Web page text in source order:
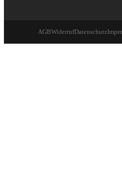
AGBWiderrufDatenschutz